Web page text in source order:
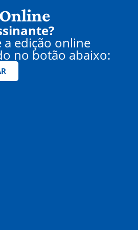
a edição online
no botão abaixo: